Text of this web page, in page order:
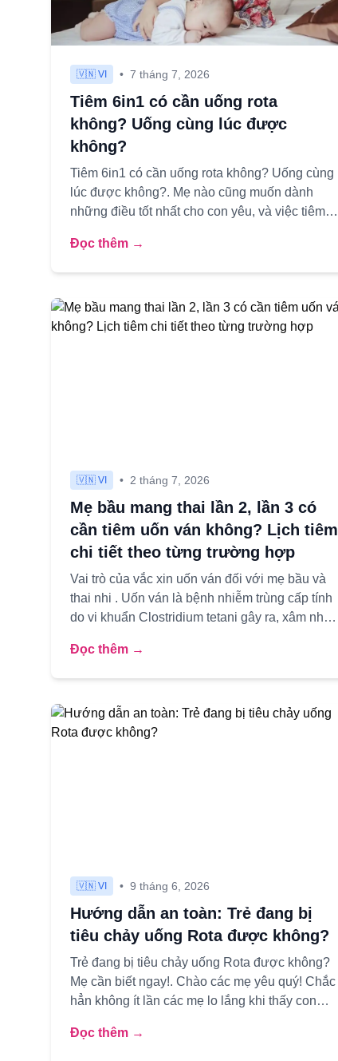
🇻🇳 VI • 7 tháng 7, 2026
Tiêm 6in1 có cần uống rota
không? Uống cùng lúc được
không?
Tiêm 6in1 có cần uống rota không? Uống cùng
lúc được không?. Mẹ nào cũng muốn dành
những điều tốt nhất cho con yêu, và việc tiêm
Đọc thêm →
🇻🇳 VI • 2 tháng 7, 2026
Mẹ bầu mang thai lần 2, lần 3 có
cần tiêm uốn ván không? Lịch tiêm
chi tiết theo từng trường hợp
Vai trò của vắc xin uốn ván đối với mẹ bầu và
thai nhi . Uốn ván là bệnh nhiễm trùng cấp tính
do vi khuẩn Clostridium tetani gây ra, xâm nhập
Đọc thêm →
🇻🇳 VI • 9 tháng 6, 2026
Hướng dẫn an toàn: Trẻ đang bị
tiêu chảy uống Rota được không?
Trẻ đang bị tiêu chảy uống Rota được không?
Mẹ cần biết ngay!. Chào các mẹ yêu quý! Chắc
hẳn không ít lần các mẹ lo lắng khi thấy con
Đọc thêm →